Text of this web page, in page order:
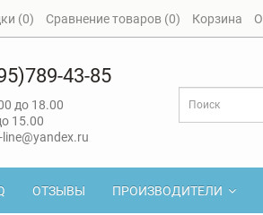
(0) Сравнение товаров (0) Корзина
43-85
до 18.00
15.00
ОТЗЫВЫ ПРОИЗВОДИТЕЛИ